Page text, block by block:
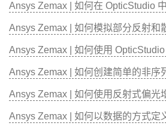
Ansys Zemax | 如何在 OpticStudio
Ansys Zemax | 如何模拟部分反射和
Ansys Zemax | 如何使用
Ansys Zemax | 如何创建简单的非序
Ansys Zemax | 如何使用反射式偏光
Ansys Zemax | 如何以数据的方式定